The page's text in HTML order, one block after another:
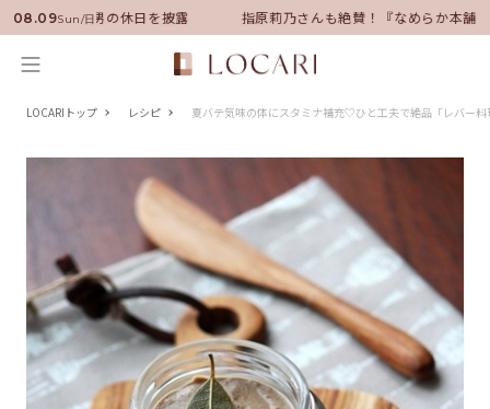
08.09Sun/日
！いい男の休日を披露 指原莉乃さんも絶賛！『なめらか本舗』保
LOCARIトップ レシピ 夏バテ気味の体にスタミナ補充♡ひと工夫で絶品「レバー料